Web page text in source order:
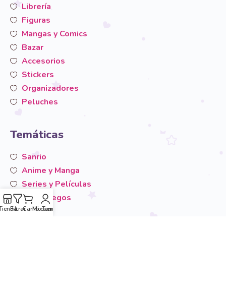
Librería
Figuras
Mangas y Comics
Bazar
Accesorios
Stickers
Organizadores
Peluches
Temáticas
Sanrio
Anime y Manga
Series y Películas
Videojuegos
San-X
FiltrarCarritoMi cuenta
Temáticas